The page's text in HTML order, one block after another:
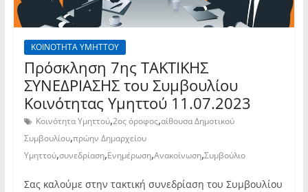
ΚΟΙΝΟΤΗΤΑ ΥΜΗΤΤΟΥ
Πρόσκληση 7ης TAKTIKHΣ
ΣΥΝΕΔΡΙΑΣΗΣ του Συμβουλίου
Κοινότητας Υμηττού 11.07.2023
Κοινότητα Υμηττού,2ος όροφος,αίθουσα Δημοτικού
Συμβουλίου,πρώην Δημαρχείου
Υμηττού,συνεδρίαση,Ενημέρωση,Ανακοίνωση,Συμβούλιο
Σας καλούμε στην τακτική συνεδρίαση του Συμβουλίου